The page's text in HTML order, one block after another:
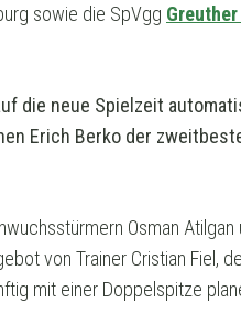
sowie die SpVgg
die neue Spielzeit
Erich Berko der
Osman
von Trainer Cristian Fiel,
mit einer Doppelspitze